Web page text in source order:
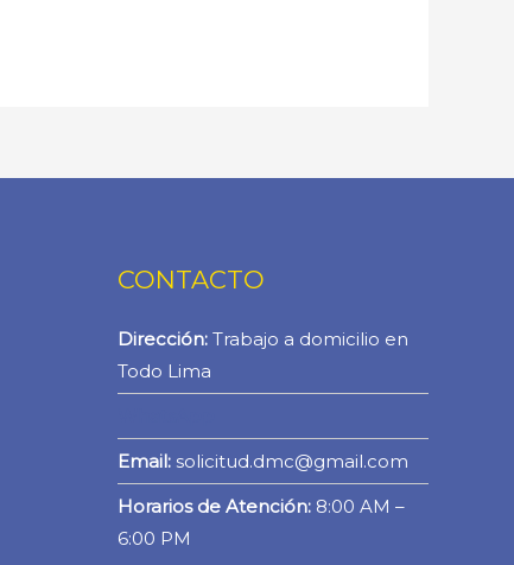
CONTACTO
Dirección:Trabajo a domicilio en
Todo Lima
Email: solicitud.dmc@gmail.com
Horarios de Atención:8:00 AM –
6:00 PM